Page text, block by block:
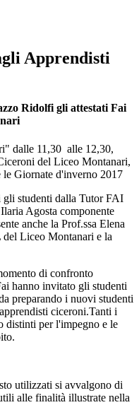
Apprendisti
Ridolfi gli attestati Fai
dalle 11,30 alle 12,30,
del Liceo Montanari,
le Giornate d'inverno 2017
gli studenti dalla Tutor FAI
Agosta componente
anche la Prof.ssa Elena
Liceo Montanari e la
di confronto
hanno invitato gli studenti
preparando i nuovi studenti
ciceroni.Tanti i
distinti per l'impegno e le
utilizzati si avvalgono di
alle finalità illustrate nella